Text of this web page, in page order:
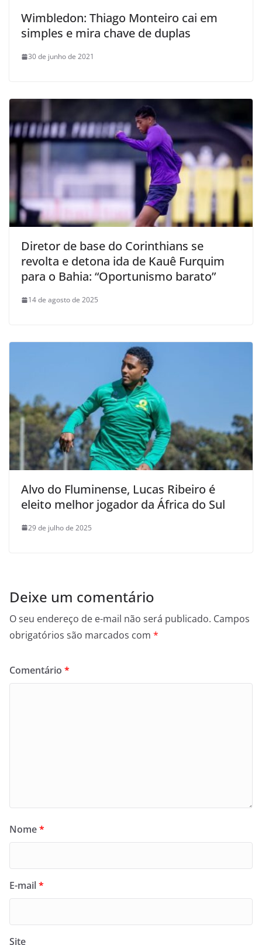
Wimbledon: Thiago Monteiro cai em
simples e mira chave de duplas
30 de junho de 2021
Diretor de base do Corinthians se
revolta e detona ida de Kauê Furquim
para o Bahia: “Oportunismo barato”
14 de agosto de 2025
Alvo do Fluminense, Lucas Ribeiro é
eleito melhor jogador da África do Sul
29 de julho de 2025
Deixe um comentário
O seu endereço de e-mail não será publicado. Campos
obrigatórios são marcados com *
Comentário *
Nome*
E-mail*
Site